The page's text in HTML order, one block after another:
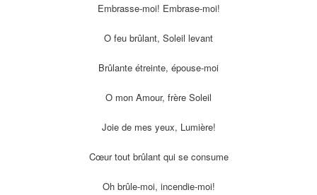
Embrasse-moi! Embrase-moi!
O feu brûlant, Soleil levant
Brûlante étreinte, épouse-moi
O mon Amour, frère Soleil
Joie de mes yeux, Lumière!
Cœur tout brûlant qui se consume
Oh brûle-moi, incendie-moi!